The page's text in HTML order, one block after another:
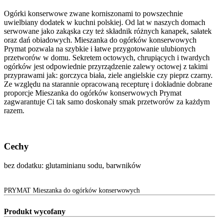
Ogórki konserwowe zwane korniszonami to powszechnie
uwielbiany dodatek w kuchni polskiej. Od lat w naszych domach
serwowane jako zakąska czy też składnik różnych kanapek, sałatek
oraz dań obiadowych. Mieszanka do ogórków konserwowych
Prymat pozwala na szybkie i łatwe przygotowanie ulubionych
przetworów w domu. Sekretem octowych, chrupiących i twardych
ogórków jest odpowiednie przyrządzenie zalewy octowej z takimi
przyprawami jak: gorczyca biała, ziele angielskie czy pieprz czarny.
Ze względu na starannie opracowaną recepturę i dokładnie dobrane
proporcje Mieszanka do ogórków konserwowych Prymat
zagwarantuje Ci tak samo doskonały smak przetworów za każdym
razem.
Cechy
bez dodatku: glutaminianu sodu, barwników
PRYMAT Mieszanka do ogórków konserwowych
Produkt wycofany